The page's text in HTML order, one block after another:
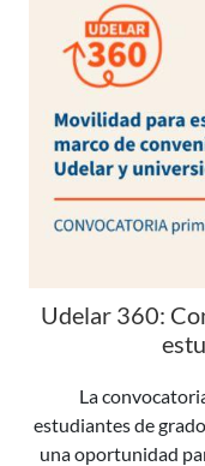
Udelar 360:
La
estudiantes de
una oportunidad